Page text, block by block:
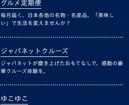
グルメ定期便
毎月届く、日本各地の名物・名産品。「美味し
い」で生活を変えませんか？
ジャパネットクルーズ
ジャパネットが磨き上げたおもてなしで、感動の豪
華クルーズ体験を。
ゆこゆこ